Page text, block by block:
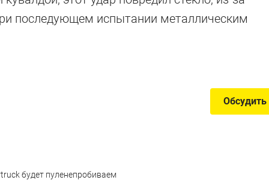
последующем испытании металлическим
Обсудить
будет пуленепробиваем